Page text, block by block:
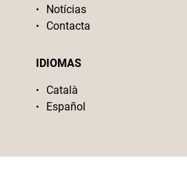
Notícias
Contacta
IDIOMAS
Català
Español